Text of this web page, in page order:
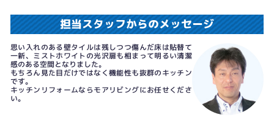
担当スタッフからのメッセージ
思い入れのある壁タイルは残しつつ傷んだ床は貼替て
一新、ミストホワイトの光沢扉も相まって明るい清潔
感のある空間となりました。
もちろん見た目だけではなく機能性も抜群のキッチン
です。
キッチンリフォームならモアリビングにお任せくださ
い。